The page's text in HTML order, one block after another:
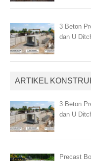
3 Beton
dan U
ARTIKEL
3 Beton
dan U
Precast